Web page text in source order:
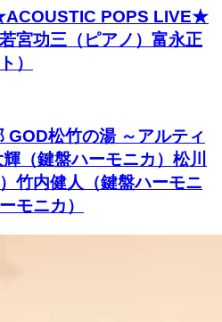
POPS LIVE★
宮功三（ピアノ）富永正
）
GOD松竹の湯 ～アルティ
（鍵盤ハーモニカ）松川
竹内健人（鍵盤ハーモニ
モニカ）